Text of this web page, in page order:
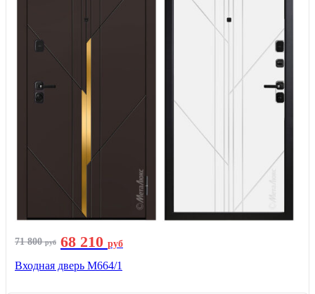
71 800руб 68 210 руб
Входная дверь М664/1